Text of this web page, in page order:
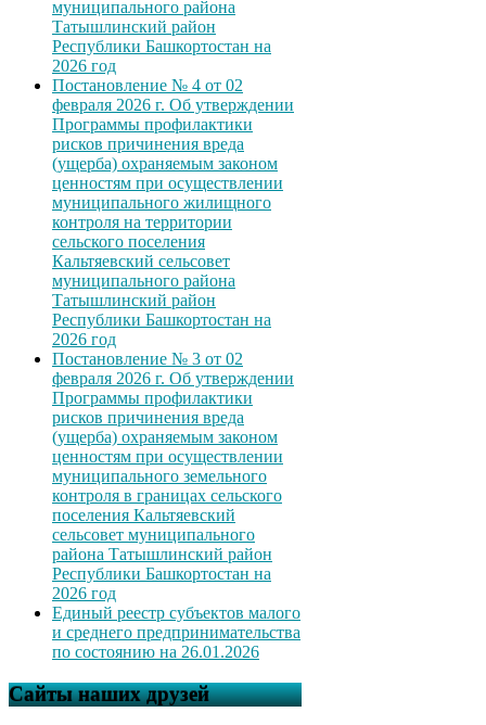
муниципального района
Татышлинский район
Республики Башкортостан на
2026 год
Постановление № 4 от 02
февраля 2026 г. Об утверждении
Программы профилактики
рисков причинения вреда
(ущерба) охраняемым законом
ценностям при осуществлении
муниципального жилищного
контроля на территории
сельского поселения
Кальтяевский сельсовет
муниципального района
Татышлинский район
Республики Башкортостан на
2026 год
Постановление № 3 от 02
февраля 2026 г. Об утверждении
Программы профилактики
рисков причинения вреда
(ущерба) охраняемым законом
ценностям при осуществлении
муниципального земельного
контроля в границах сельского
поселения Кальтяевский
сельсовет муниципального
района Татышлинский район
Республики Башкортостан на
2026 год
Единый реестр субъектов малого
и среднего предпринимательства
по состоянию на 26.01.2026
Сайты наших друзей